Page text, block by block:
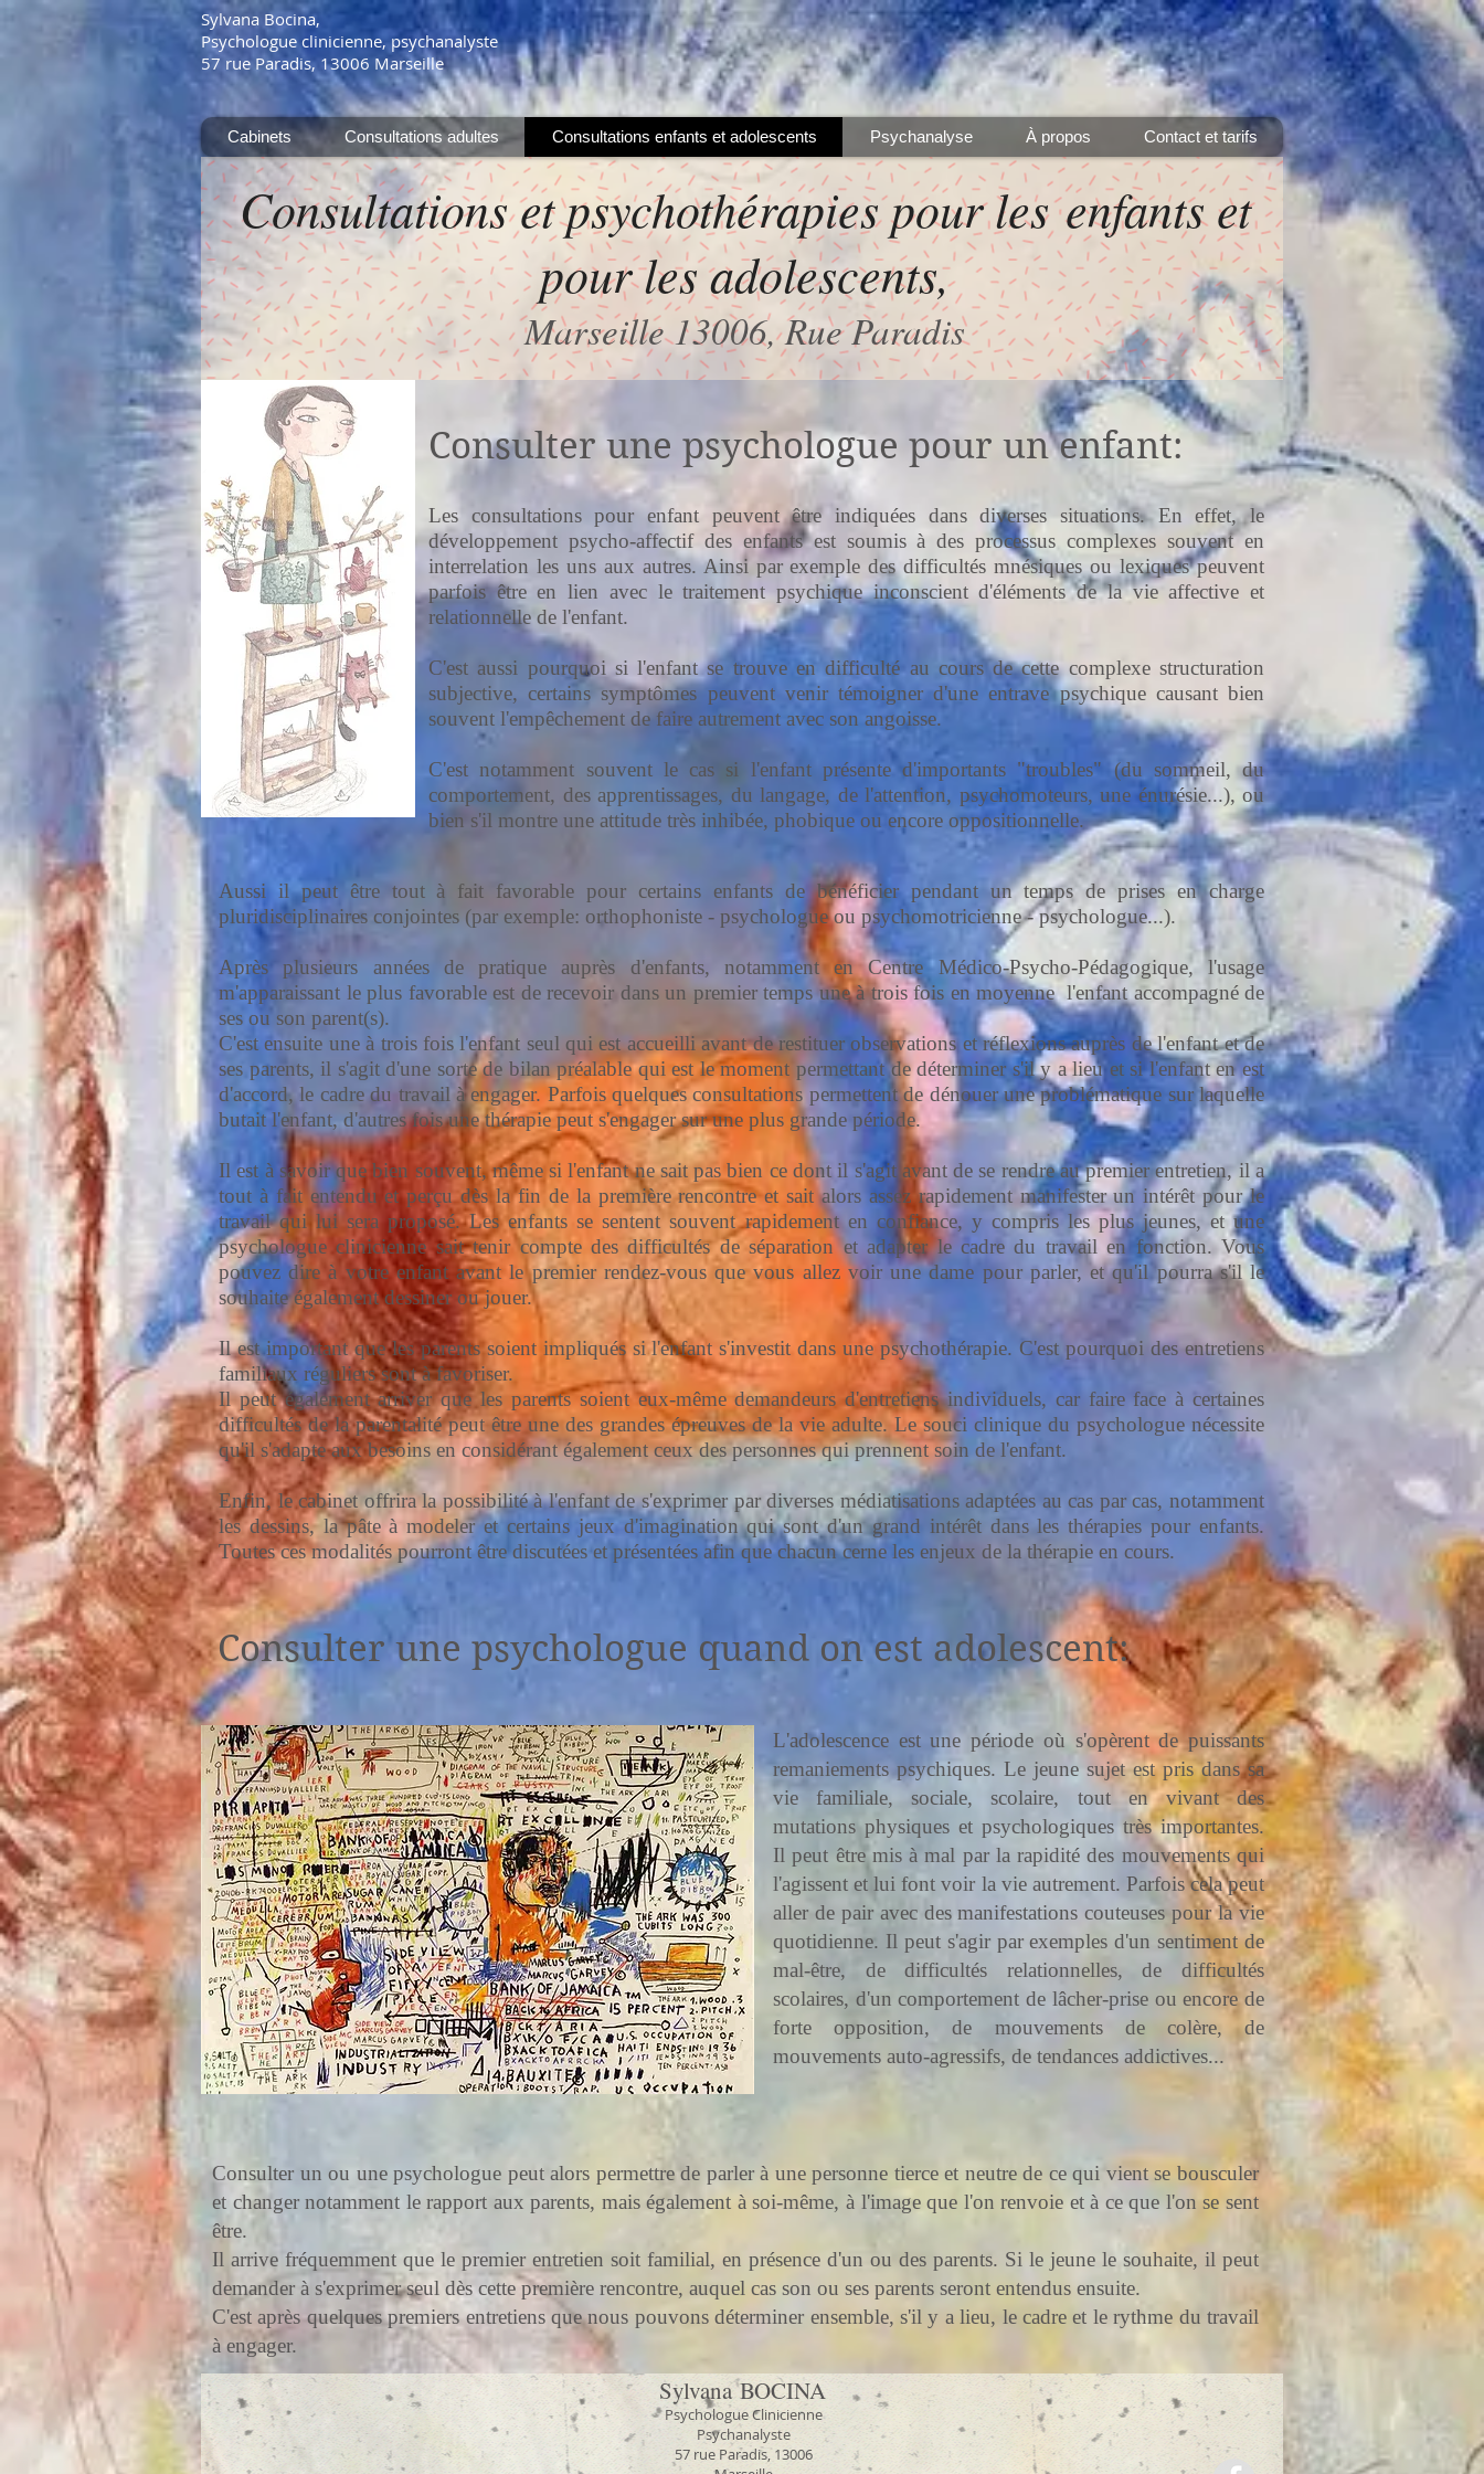
Sylvana Bocina,
Psychologue clinicienne, psychanalyste
57 rue Paradis, 13006 Marseille
Cabinets Consultations adultes Consultations enfants et adolescents Psychanalyse À propos Contact et tarifs
Consultations et psychothérapies pour les enfants et
pour les adolescents,
Marseille 13006, Rue Paradis
Les consultations pour enfant peuvent être indiquées dans diverses situations. En effet, le
développement psycho-affectif des enfants est soumis à des processus complexes souvent en
interrelation les uns aux autres. Ainsi par exemple des difficultés mnésiques ou lexiques peuvent
parfois être en lien avec le traitement psychique inconscient d'éléments de la vie affective et
relationnelle de l'enfant.
C'est aussi pourquoi si l'enfant se trouve en difficulté au cours de cette complexe structuration
subjective, certains symptômes peuvent venir témoigner d'une entrave psychique causant bien
souvent l'empêchement de faire autrement avec son angoisse.
C'est notamment souvent le cas si l'enfant présente d'importants "troubles" (du sommeil, du
comportement, des apprentissages, du langage, de l'attention, psychomoteurs, une énurésie...), ou
bien s'il montre une attitude très inhibée, phobique ou encore oppositionnelle.
Consulter une psychologue pour un enfant:
Aussi il peut être tout à fait favorable pour certains enfants de bénéficier pendant un temps de prises en charge
pluridisciplinaires conjointes (par exemple: orthophoniste - psychologue ou psychomotricienne - psychologue...).
Après plusieurs années de pratique auprès d'enfants, notamment en Centre Médico-Psycho-Pédagogique, l'usage
m'apparaissant le plus favorable est de recevoir dans un premier temps une à trois fois en moyenne l'enfant accompagné de
ses ou son parent(s).
C'est ensuite une à trois fois l'enfant seul qui est accueilli avant de restituer observations et réflexions auprès de l'enfant et de
ses parents, il s'agit d'une sorte de bilan préalable qui est le moment permettant de déterminer s'il y a lieu et si l'enfant en est
d'accord, le cadre du travail à engager. Parfois quelques consultations permettent de dénouer une problématique sur laquelle
butait l'enfant, d'autres fois une thérapie peut s'engager sur une plus grande période.
Il est à savoir que bien souvent, même si l'enfant ne sait pas bien ce dont il s'agit avant de se rendre au premier entretien, il a
tout à fait entendu et perçu dès la fin de la première rencontre et sait alors assez rapidement manifester un intérêt pour le
travail qui lui sera proposé. Les enfants se sentent souvent rapidement en confiance, y compris les plus jeunes, et une
psychologue clinicienne sait tenir compte des difficultés de séparation et adapter le cadre du travail en fonction. Vous
pouvez dire à votre enfant avant le premier rendez-vous que vous allez voir une dame pour parler, et qu'il pourra s'il le
souhaite également dessiner ou jouer.
Il est important que les parents soient impliqués si l'enfant s'investit dans une psychothérapie. C'est pourquoi des entretiens
familiaux réguliers sont à favoriser.
Il peut également arriver que les parents soient eux-même demandeurs d'entretiens individuels, car faire face à certaines
difficultés de la parentalité peut être une des grandes épreuves de la vie adulte. Le souci clinique du psychologue nécessite
qu'il s'adapte aux besoins en considérant également ceux des personnes qui prennent soin de l'enfant.
Enfin, le cabinet offrira la possibilité à l'enfant de s'exprimer par diverses médiatisations adaptées au cas par cas, notamment
les dessins, la pâte à modeler et certains jeux d'imagination qui sont d'un grand intérêt dans les thérapies pour enfants.
Toutes ces modalités pourront être discutées et présentées afin que chacun cerne les enjeux de la thérapie en cours.
Consulter une psychologue quand on est adolescent:
L'adolescence est une période où s'opèrent de puissants
remaniements psychiques. Le jeune sujet est pris dans sa
vie familiale, sociale, scolaire, tout en vivant des
mutations physiques et psychologiques très importantes.
Il peut être mis à mal par la rapidité des mouvements qui
l'agissent et lui font voir la vie autrement. Parfois cela peut
aller de pair avec des manifestations couteuses pour la vie
quotidienne. Il peut s'agir par exemples d'un sentiment de
mal-être, de difficultés relationnelles, de difficultés
scolaires, d'un comportement de lâcher-prise ou encore de
forte opposition, de mouvements de colère, de
mouvements auto-agressifs, de tendances addictives...
Consulter un ou une psychologue peut alors permettre de parler à une personne tierce et neutre de ce qui vient se bousculer
et changer notamment le rapport aux parents, mais également à soi-même, à l'image que l'on renvoie et à ce que l'on se sent
être.
Il arrive fréquemment que le premier entretien soit familial, en présence d'un ou des parents. Si le jeune le souhaite, il peut
demander à s'exprimer seul dès cette première rencontre, auquel cas son ou ses parents seront entendus ensuite.
C'est après quelques premiers entretiens que nous pouvons déterminer ensemble, s'il y a lieu, le cadre et le rythme du travail
à engager.
Sylvana BOCINA
Psychologue Clinicienne
Psychanalyste
57 rue Paradis, 13006